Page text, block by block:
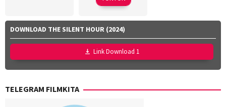
Hollynov
Mutia
Effendi,
Nurul
Ravika
DOWNLOAD THE SILENT HOUR (2024)
Link Download 1
TELEGRAM FILMKITA